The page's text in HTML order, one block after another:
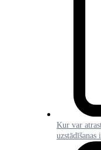
Kur var
uzstādīšanas